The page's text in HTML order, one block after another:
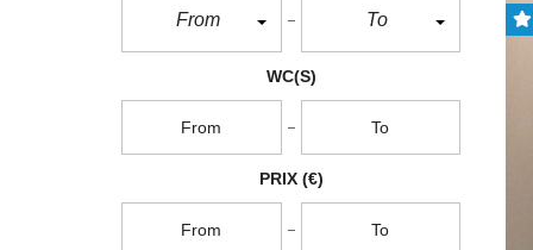
From To
WC(S)
PRIX (€)